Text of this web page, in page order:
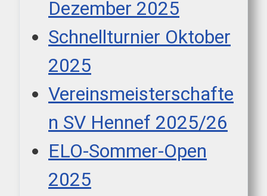
Dezember 2025
Schnellturnier Oktober
2025
Vereinsmeisterschafte
n SV Hennef 2025/26
ELO-Sommer-Open
2025